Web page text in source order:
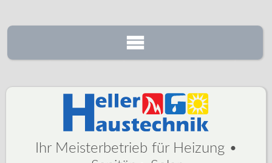
Scheitholz
Solartechnik
Kontakt
Ihr Meisterbetrieb für Heizung •